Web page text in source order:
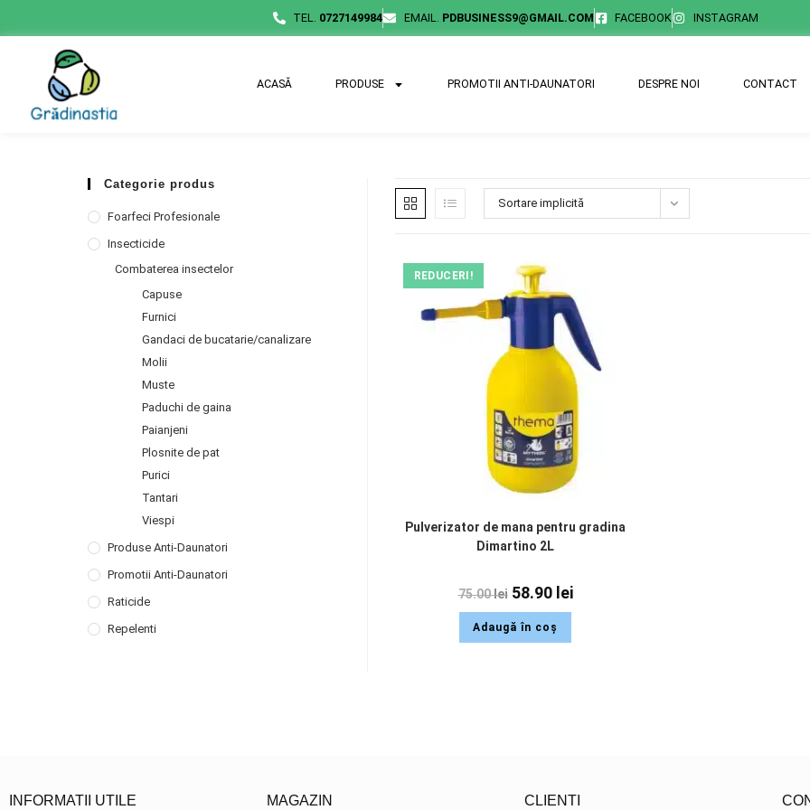
TEL. 0727149984 EMAIL. PDBUSINESS9@GMAIL.COM FACEBOOK INSTAGRAM
ACASĂ PRODUSE PROMOTII ANTI-DAUNATORI DESPRE NOI CONTACT
Sortare implicită
REDUCERI!
Pulverizator de mana pentru gradina
Dimartino 2L
75.00lei 58.90 lei
Adaugă în coș
Categorie produs
Foarfeci Profesionale
Insecticide
Combaterea insectelor
Capuse
Furnici
Gandaci de bucatarie/canalizare
Molii
Muste
Paduchi de gaina
Paianjeni
Plosnite de pat
Purici
Tantari
Viespi
Produse Anti-Daunatori
Promotii Anti-Daunatori
Raticide
Repelenti
INFORMATII UTILE MAGAZIN CLIENTI